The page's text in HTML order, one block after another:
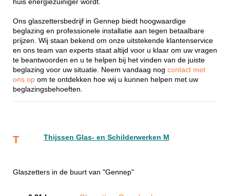
huis energiezuiniger wordt.
Ons glaszettersbedrijf in Gennep biedt hoogwaardige
beglazing en professionele installatie aan tegen betaalbare
prijzen. Wij staan bekend om onze uitstekende klantenservice
en ons team van experts staat altijd voor u klaar om uw vragen
te beantwoorden en u te helpen bij het vinden van de juiste
beglazing voor uw situatie. Neem vandaag nog contact met
ons op om te ontdekken hoe wij u kunnen helpen met uw
beglazingsbehoeften.
T Thijssen Glas- en Schilderwerken M
Glaszetters in de buurt van "Gennep"